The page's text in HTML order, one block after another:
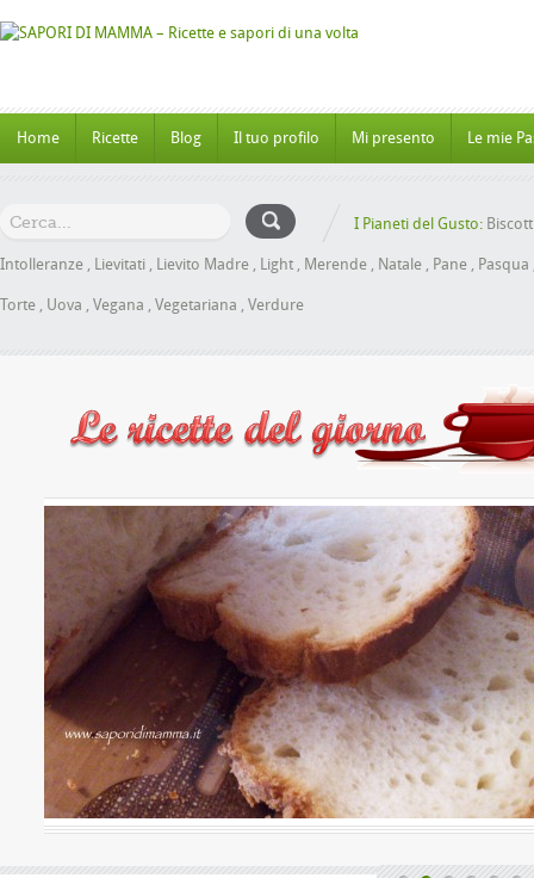
Home Ricette Blog Il tuo profilo Mi presento Le mie
I Pianeti del Gusto:
Intolleranze , Lievitati , Lievito Madre , Light , Merende , Natale , Pane , Pasqua
Torte , Uova , Vegana , Vegetariana , Verdure
al Miele senza
Valutazione media: (0 / 5)
finita la fatica del lavoro settimanale
mi dedico alla mia grande passione.
panbrioche salutare per la ...